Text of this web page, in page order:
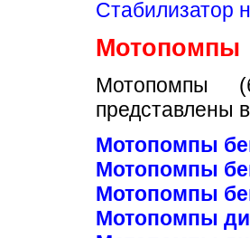
Стабилизатор
Мотопомпы
Мотопомпы
представлены
Мотопомпы
Мотопомпы
Мотопомпы
Мотопомпы